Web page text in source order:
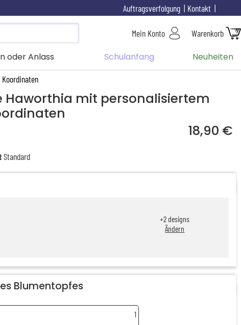
Kontakt
Auftragsverfolgung
Mein Konto Warenkorb
oder Anlass Schulanfang Neuheiten
Haworthia mit personalisiertem
18,90 €
Standard
+2designs
Ändern
Blumentopfes
1